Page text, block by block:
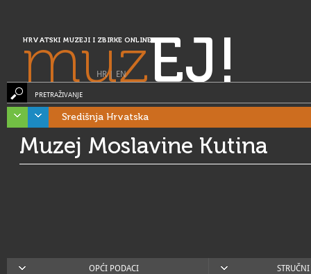
HRVATSKI MUZEJI I ZBIRKE ONLINE
muzEJ!
HR| EN
PRETRAŽIVANJE
Središnja Hrvatska
Muzej Moslavine Kutina
OPĆI PODACI